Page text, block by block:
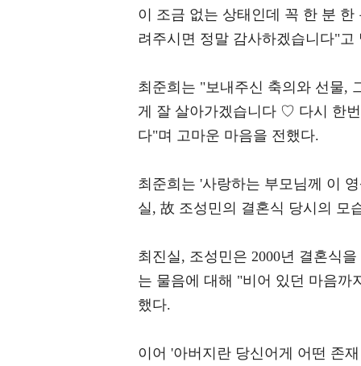
이 조금 없는 상태인데 꼭 한 분
려주시면 정말 감사하겠습니다"고
최준희는 "보내주신 축의와 선물,
게 잘 살아가겠습니다 ♡ 다시 한
다"며 고마운 마음을 전했다.
최준희는 '사랑하는 부모님께 이
실, 故 조성민의 결혼식 당시의 모
최진실, 조성민은 2000년 결혼식
는 물음에 대해 "비어 있던 마음까
했다.
이어 '아버지란 당신어게 어떤 존